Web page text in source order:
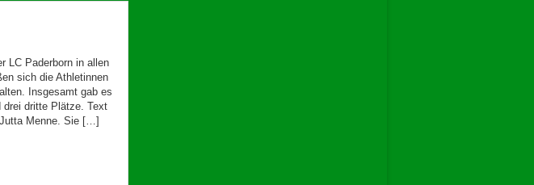
LC Paderborn in allen
sich die Athletinnen
Insgesamt gab es
drei dritte Plätze. Text
Menne. Sie […]